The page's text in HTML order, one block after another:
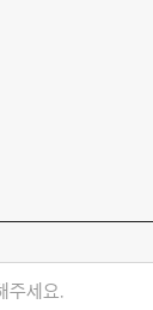
주세요.